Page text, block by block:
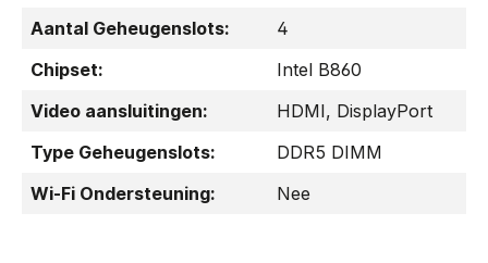
Aantal Geheugenslots:
4
Chipset:
Intel B860
Video aansluitingen:
HDMI, DisplayPort
Type Geheugenslots:
DDR5 DIMM
Wi-Fi Ondersteuning:
Nee